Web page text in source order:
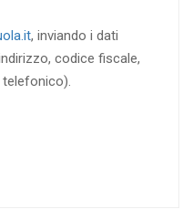
, inviando i dati
codice fiscale,